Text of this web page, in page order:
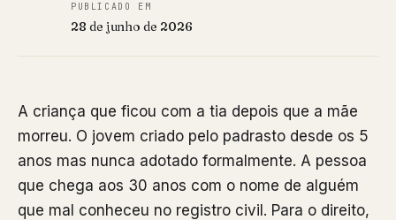
PUBLICADO EM
28 de junho de 2026
A criança que ficou com a tia depois que a mãe
morreu. O jovem criado pelo padrasto desde os 5
anos mas nunca adotado formalmente. A pessoa
que chega aos 30 anos com o nome de alguém
que mal conheceu no registro civil. Para o direito,